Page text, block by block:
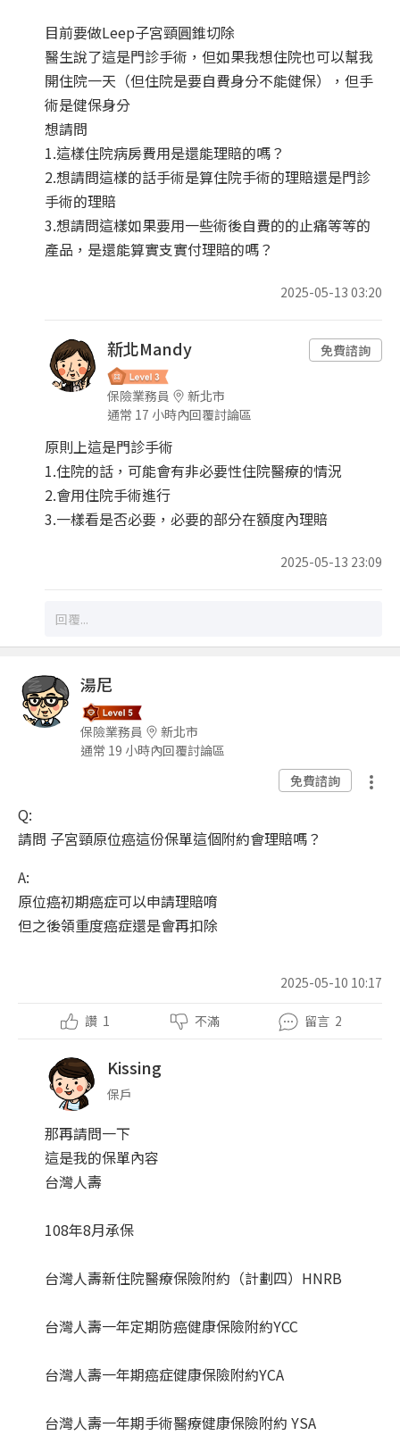
目前要做Leep子宮頸圓錐切除
醫生說了這是門診手術，但如果我想住院也可以幫我
開住院一天（但住院是要自費身分不能健保），但手
術是健保身分
想請問
1.這樣住院病房費用是還能理賠的嗎？
2.想請問這樣的話手術是算住院手術的理賠還是門診
手術的理賠
3.想請問這樣如果要用一些術後自費的的止痛等等的
產品，是還能算實支實付理賠的嗎？
2025-05-13 03:20
新北Mandy
保險業務員
新北市
通常 17 小時內回覆討論區
免費諮詢
原則上這是門診手術
1.住院的話，可能會有非必要性住院醫療的情況
2.會用住院手術進行
3.一樣看是否必要，必要的部分在額度內理賠
2025-05-13 23:09
湯尼
保險業務員
新北市
通常 19 小時內回覆討論區
免費諮詢
Q:
請問 子宮頸原位癌這份保單這個附約會理賠嗎？
A:
原位癌初期癌症可以申請理賠唷
但之後領重度癌症還是會再扣除
2025-05-10 10:17
讚 1 不滿 留言 2
Kissing
保戶
那再請問一下
這是我的保單內容
台灣人壽
108年8月承保
台灣人壽新住院醫療保險附約（計劃四）HNRB
台灣人壽一年定期防癌健康保險附約YCC
台灣人壽一年期癌症健康保險附約YCA
台灣人壽一年期手術醫療健康保險附約 YSA